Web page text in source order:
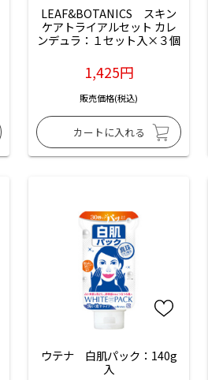
LEAF&BOTANICS　スキン
ケアトライアルセット カレ
ンデュラ：１セット入×３個
1,425円
販売価格(税込)
ウテナ　白肌パック：140g
入